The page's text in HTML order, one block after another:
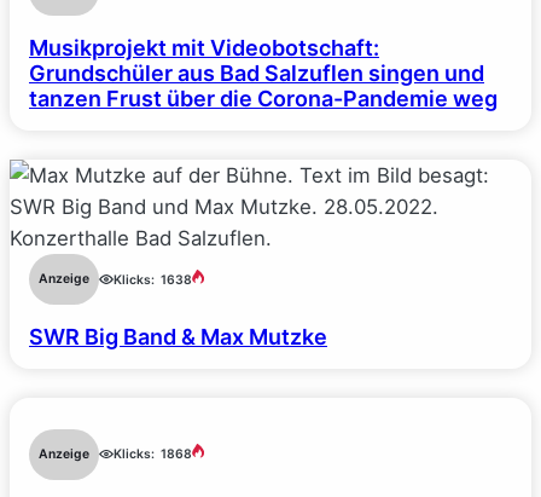
Musikprojekt mit Videobotschaft:
Grundschüler aus Bad Salzuflen singen und
tanzen Frust über die Corona-Pandemie weg
Anzeige Klicks: 1638
SWR Big Band & Max Mutzke
Anzeige Klicks: 1868